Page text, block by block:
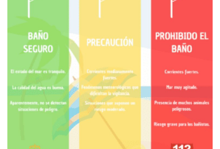
Empresas
Mapa de Mazarrón
Vídeos
Galerías